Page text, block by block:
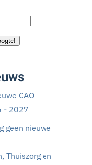
CAO
- 2027
geen nieuwe
Thuiszorg en